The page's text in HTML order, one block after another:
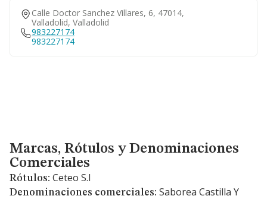
Calle Doctor Sanchez Villares, 6, 47014,
Valladolid, Valladolid
983227174
983227174
Marcas, Rótulos y Denominaciones Comerciales
Marcas, Rótulos y Denominaciones
Comerciales
Rótulos: Ceteo S.l
Denominaciones comerciales: Saborea Castilla Y